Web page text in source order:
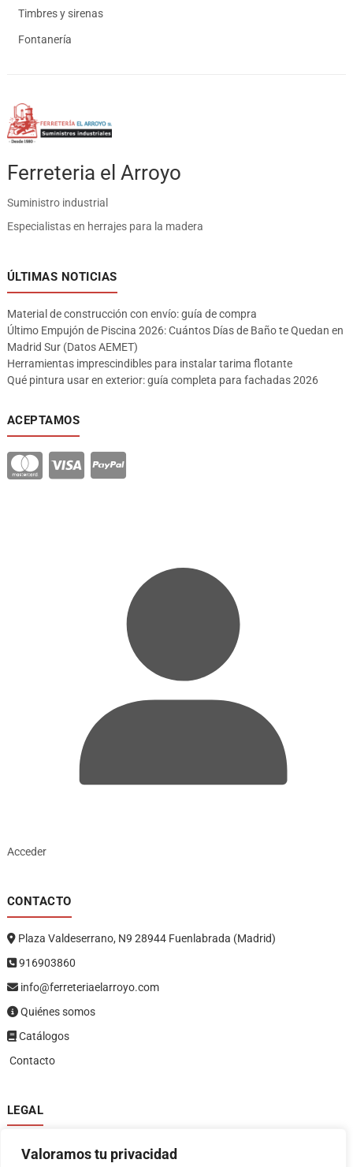
Valoramos tu privacidad
Timbres y sirenas
Fontanería
Ferreteria el Arroyo
Suministro industrial
Especialistas en herrajes para la madera
ÚLTIMAS NOTICIAS
Material de construcción con envío: guía de compra
Último Empujón de Piscina 2026: Cuántos Días de Baño te Quedan en
Madrid Sur (Datos AEMET)
Herramientas imprescindibles para instalar tarima flotante
Qué pintura usar en exterior: guía completa para fachadas 2026
ACEPTAMOS
Acceder
CONTACTO
Plaza Valdeserrano, N9 28944 Fuenlabrada (Madrid)
916903860
info@ferreteriaelarroyo.com
Quiénes somos
Catálogos
Contacto
LEGAL
Política de privacidad
Política de devoluciones y reembolsos